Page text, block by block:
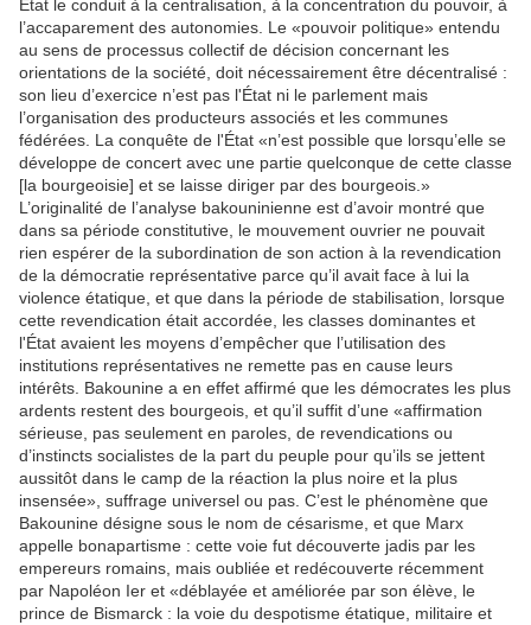
État le conduit à la centralisation, à la concentration du pouvoir, à
l’accaparement des autonomies. Le «pouvoir politique» entendu
au sens de processus collectif de décision concernant les
orientations de la société, doit nécessairement être décentralisé :
son lieu d’exercice n’est pas l'État ni le parlement mais
l’organisation des producteurs associés et les communes
fédérées. La conquête de l'État «n’est possible que lorsqu’elle se
développe de concert avec une partie quelconque de cette classe
[la bourgeoisie] et se laisse diriger par des bourgeois.»
L’originalité de l’analyse bakouninienne est d’avoir montré que
dans sa période constitutive, le mouvement ouvrier ne pouvait
rien espérer de la subordination de son action à la revendication
de la démocratie représentative parce qu’il avait face à lui la
violence étatique, et que dans la période de stabilisation, lorsque
cette revendication était accordée, les classes dominantes et
l'État avaient les moyens d’empêcher que l’utilisation des
institutions représentatives ne remette pas en cause leurs
intérêts. Bakounine a en effet affirmé que les démocrates les plus
ardents restent des bourgeois, et qu’il suffit d’une «affirmation
sérieuse, pas seulement en paroles, de revendications ou
d’instincts socialistes de la part du peuple pour qu’ils se jettent
aussitôt dans le camp de la réaction la plus noire et la plus
insensée», suffrage universel ou pas. C’est le phénomène que
Bakounine désigne sous le nom de césarisme, et que Marx
appelle bonapartisme : cette voie fut découverte jadis par les
empereurs romains, mais oubliée et redécouverte récemment
par Napoléon Ier et «déblayée et améliorée par son élève, le
prince de Bismarck : la voie du despotisme étatique, militaire et